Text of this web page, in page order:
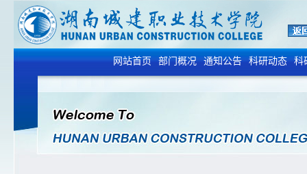
网站首页 部门概况 通知公告 科研动态 科